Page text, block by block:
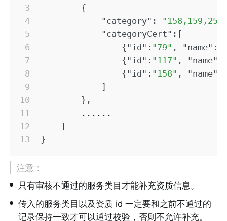
{
"category" :
"categoryCert" : [
{"id" : "79" , "name" :
{"id" : "117" , "name"
{"id" : "158" , "name"
]
} ,
        ......
]
}
注意：
• 只有审核不通过的服务类目才能补充资质信息。
• 传入的服务类目以及资质 id 一定要和之前不通过的
记录保持一致才可以通过校验，否则不允许补充。